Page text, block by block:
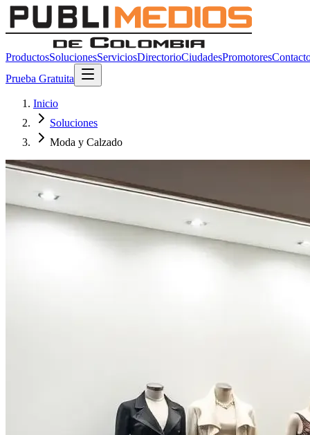
ProductosSolucionesServiciosDirectorioCiudadesPromotores
Prueba Gratuita
Inicio
Soluciones
Moda y Calzado